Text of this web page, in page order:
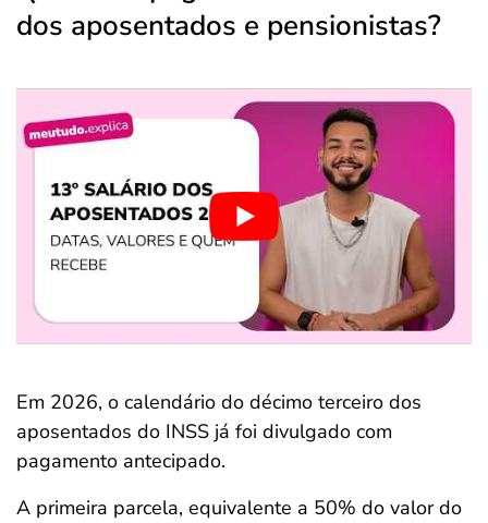
dos aposentados e pensionistas?
Em 2026, o calendário do décimo terceiro dos
aposentados do INSS já foi divulgado com
pagamento antecipado.
A primeira parcela, equivalente a 50% do valor do